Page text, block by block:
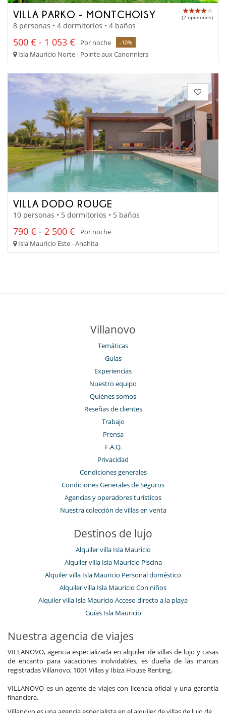
VILLA PARKO - MONTCHOISY (2 opiniones)
8 personas • 4 dormitorios • 4 baños
500 € - 1 053 € Por noche -10%
Isla Mauricio Norte - Pointe aux Canonniers
VILLA DODO ROUGE
10 personas • 5 dormitorios • 5 baños
790 € - 2 500 €
Por noche
Isla Mauricio Este - Anahita
Villanovo
Temáticas
Guías
Experiencias
Nuestro equipo
Quiénes somos
Reseñas de clientes
Trabajo
Prensa
F.A.Q.
Privacidad
Condiciones generales
Condiciones Generales de Seguros
Agencias y operadores turísticos
Nuestra colección de villas en venta
Destinos de lujo
Alquiler villa Isla Mauricio
Alquiler villa Isla Mauricio Piscina
Alquiler villa Isla Mauricio Personal doméstico
Alquiler villa Isla Mauricio Con niños
Alquiler villa Isla Mauricio Acceso directo a la playa
Guías Isla Mauricio
Nuestra agencia de viajes
VILLANOVO, agencia especializada en alquiler de villas de lujo y casas
de encanto para vacaciones inolvidables, es dueña de las marcas
registradas Villanovo, 1001 Villas y Ibiza House Renting.
VILLANOVO es un agente de viajes con licencia oficial y una garantía
financiera.